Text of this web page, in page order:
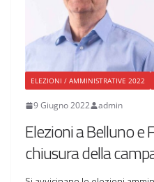
ELEZIONI / AMMINISTRATIVE 2022
9 Giugno 2022 admin
Elezioni a Belluno e
chiusura della